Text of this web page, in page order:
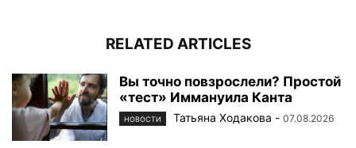
RELATED ARTICLES
Вы точно повзрослели? Простой
«тест» Иммануила Канта
НОВОСТИ Татьяна Ходакова - 07.08.2026